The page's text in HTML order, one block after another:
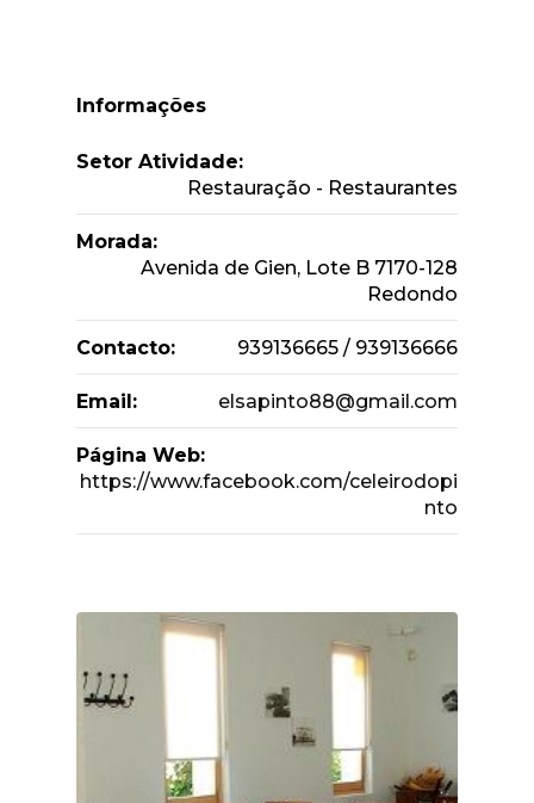
Informações
Setor Atividade:
Restauração - Restaurantes
Morada:
Avenida de Gien, Lote B 7170-128
Redondo
Contacto: 939136665 / 939136666
Email: elsapinto88@gmail.com
Página Web:
https://www.facebook.com/celeirodopi
nto